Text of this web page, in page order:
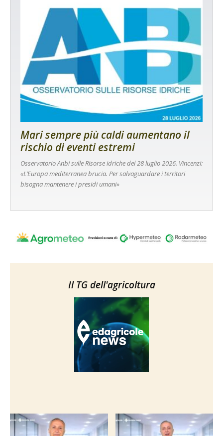
Mari sempre più caldi aumentano il
rischio di eventi estremi
Osservatorio Anbi sulle Risorse idriche del 28 luglio 2026. Vincenzi:
«L’Europa mediterranea brucia. Per salvaguardare i territori
bisogna mantenere i presidi umani»
Il TG dell'agricoltura